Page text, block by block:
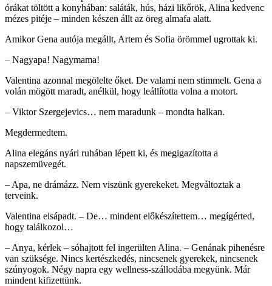
órákat töltött a konyhában: saláták, hús, házi likőrök, Alina kedvenc
mézes pitéje – minden készen állt az öreg almafa alatt.
Amikor Gena autója megállt, Artem és Sofia örömmel ugrottak ki.
– Nagyapa! Nagymama!
Valentina azonnal megölelte őket. De valami nem stimmelt. Gena a
volán mögött maradt, anélkül, hogy leállította volna a motort.
– Viktor Szergejevics… nem maradunk – mondta halkan.
Megdermedtem.
Alina elegáns nyári ruhában lépett ki, és megigazította a
napszemüvegét.
– Apa, ne drámázz. Nem viszünk gyerekeket. Megváltoztak a
terveink.
Valentina elsápadt. – De… mindent előkészítettem… megígérted,
hogy találkozol…
– Anya, kérlek – sóhajtott fel ingerülten Alina. – Genának pihenésre
van szüksége. Nincs kertészkedés, nincsenek gyerekek, nincsenek
szúnyogok. Négy napra egy wellness-szállodába megyünk. Már
mindent kifizettünk.